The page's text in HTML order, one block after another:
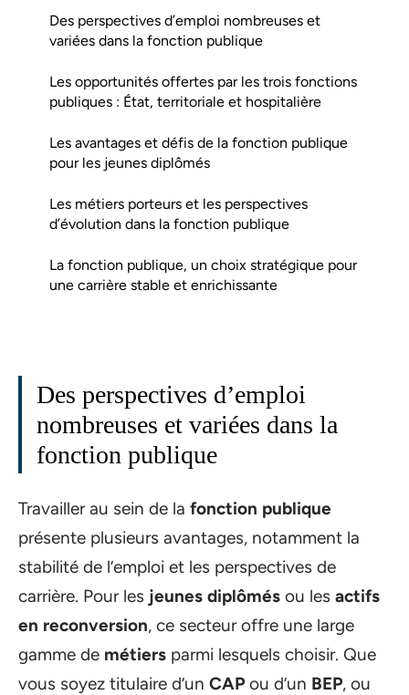
Des perspectives d’emploi nombreuses et
variées dans la fonction publique
Les opportunités offertes par les trois fonctions
publiques : État, territoriale et hospitalière
Les avantages et défis de la fonction publique
pour les jeunes diplômés
Les métiers porteurs et les perspectives
d’évolution dans la fonction publique
La fonction publique, un choix stratégique pour
une carrière stable et enrichissante
Des perspectives d’emploi
nombreuses et variées dans la
fonction publique
Travailler au sein de la fonction publique
présente plusieurs avantages, notamment la
stabilité de l’emploi et les perspectives de
carrière. Pour les jeunes diplômés ou les actifs
en reconversion, ce secteur offre une large
gamme de métiers parmi lesquels choisir. Que
vous soyez titulaire d’un CAPou d’un BEP, ou